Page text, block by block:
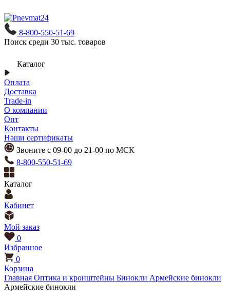
8-800-550-51-69
Поиск среди 30 тыс. товаров
Каталог
Оплата
Доставка
Trade-in
О компании
Опт
Контакты
Наши сертификаты
Звоните с 09-00 до 21-00 по МСК
8-800-550-51-69
Каталог
Кабинет
Мой заказ
0
Избранное
0
Корзина
Главная Оптика и кронштейны Бинокли Армейские бинокли
Армейские бинокли